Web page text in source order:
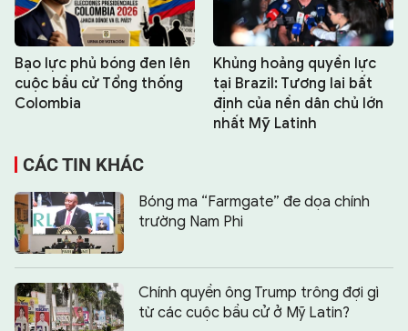
Bạo lực phủ bóng đen lên
cuộc bầu cử Tổng thống
Colombia
Khủng hoảng quyền lực
tại Brazil: Tương lai bất
định của nền dân chủ lớn
nhất Mỹ Latinh
CÁC TIN KHÁC
Bóng ma “Farmgate” đe dọa chính
trường Nam Phi
Chính quyền ông Trump trông đợi gì
từ các cuộc bầu cử ở Mỹ Latin?